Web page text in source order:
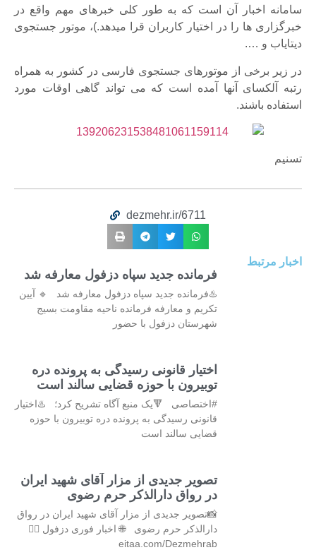
سامانه اخبار آن است که به طور کلی خبرهای مهم واقع در
خبرگزاری ها را در اختیار کاربران قرا میدهد.)، موتور جستجوی
دیتایاب و ….
در زیر برخی از موتورهای جستجوی فارسی در کشور به همراه
رتبه آلکسای آنها آمده است که می تواند گاهی اوقات مورد
استفاده باشند.
تسنیم
dezmehr.ir/6711
اخبار مرتبط
فرمانده جدید سپاه دزفول معارفه شد
♨️فرمانده جدید سپاه دزفول معارفه شد 🔹 آیین
تکریم و معارفه فرمانده ناحیه مقاومت بسیج
شهرستان دزفول با حضور
اختیار قانونی رسیدگی به پرونده دره
توبیرون با حوزه قضایی سالند است
#اختصاصی 🔻یک منبع آگاه تشریح کرد؛ ♨️اختیار
قانونی رسیدگی به پرونده دره توبیرون با حوزه
قضایی سالند است
تصویر جدیدی از مزار آقای شهید ایران
در رواق دارالذکر حرم رضوی
📸تصویر جدیدی از مزار آقای شهید ایران در رواق
دارالذکر حرم رضوی 🌐 اخبار فوری دزفول 👇🏻
eitaa.com/Dezmehrab